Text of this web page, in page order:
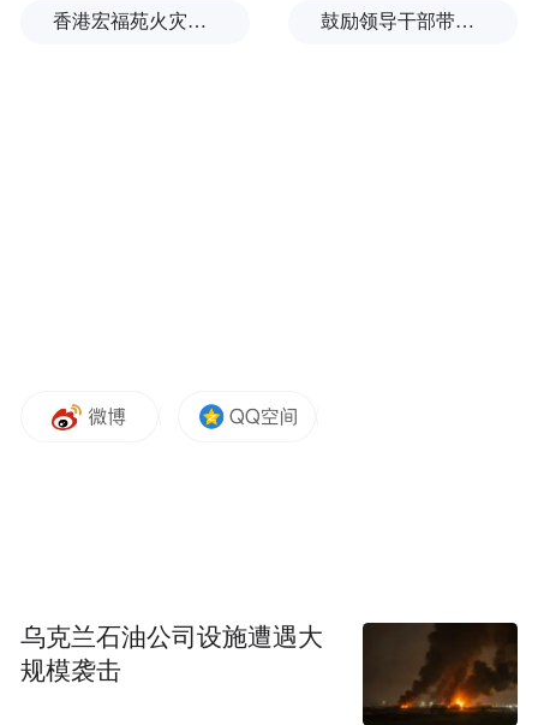
弱的我们，面对敌人的枪林弹雨，只有土枪
有忘。这次阅兵共编设45个方（梯）队，其
中战旗方队将展示我军抗战时期的功勋荣誉
旗帜，表达对革命先烈的深切缅怀。所有受
香港宏福苑火灾跨部门调查最终报告：大火或由烟头引起 鼓励领导干部带头休假之后又撤回文件，到底什么意思嘛？
乌克兰石油公司设施遭遇大
规模袭击